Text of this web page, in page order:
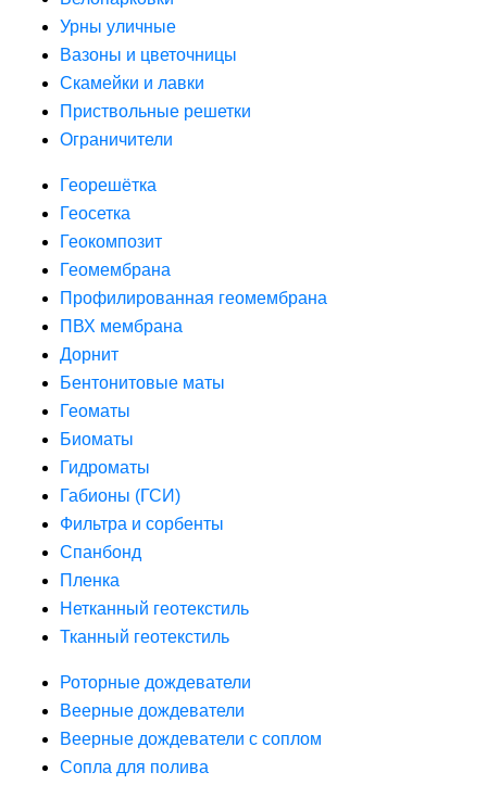
Урны уличные
Вазоны и цветочницы
Скамейки и лавки
Приствольные решетки
Ограничители
Георешётка
Геосетка
Геокомпозит
Геомембрана
Профилированная геомембрана
ПВХ мембрана
Дорнит
Бентонитовые маты
Геоматы
Биоматы
Гидроматы
Габионы (ГСИ)
Фильтра и сорбенты
Спанбонд
Пленка
Нетканный геотекстиль
Тканный геотекстиль
Роторные дождеватели
Веерные дождеватели
Веерные дождеватели с соплом
Сопла для полива